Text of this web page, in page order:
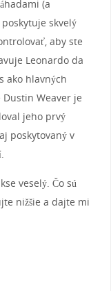
(a
skvelý
aby ste
Leonardo da
ako hlavných
Dustin Weaver je
jeho prvý
poskytovaný v
veselý. Čo sú
nižšie a dajte mi